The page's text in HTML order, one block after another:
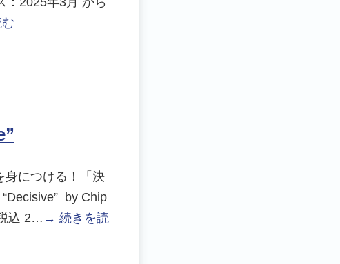
身につける！「決
by Chip
込 2… → 続きを読